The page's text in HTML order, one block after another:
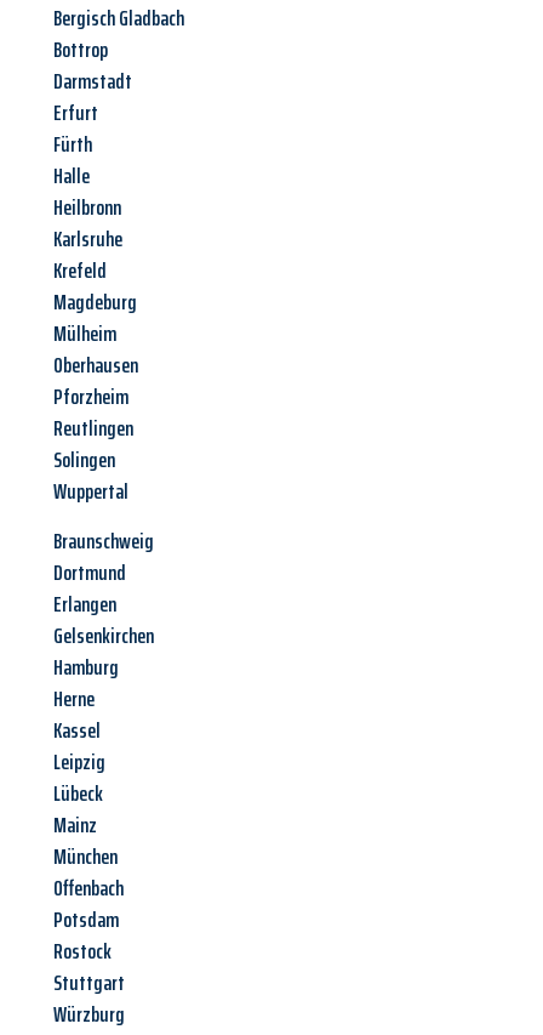
Bergisch Gladbach
Bottrop
Darmstadt
Erfurt
Fürth
Halle
Heilbronn
Karlsruhe
Krefeld
Magdeburg
Mülheim
Oberhausen
Pforzheim
Reutlingen
Solingen
Wuppertal
Braunschweig
Dortmund
Erlangen
Gelsenkirchen
Hamburg
Herne
Kassel
Leipzig
Lübeck
Mainz
München
Offenbach
Potsdam
Rostock
Stuttgart
Würzburg